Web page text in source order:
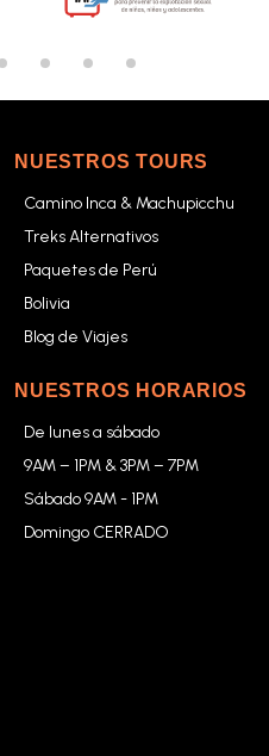
NUESTROS TOURS
Camino Inca & Machupicchu
Treks Alternativos
Paquetes de Perú
Bolivia
Blog de Viajes
NUESTROS HORARIOS
De lunes a sábado
9AM – 1PM & 3PM – 7PM
Sábado 9AM - 1PM
Domingo CERRADO